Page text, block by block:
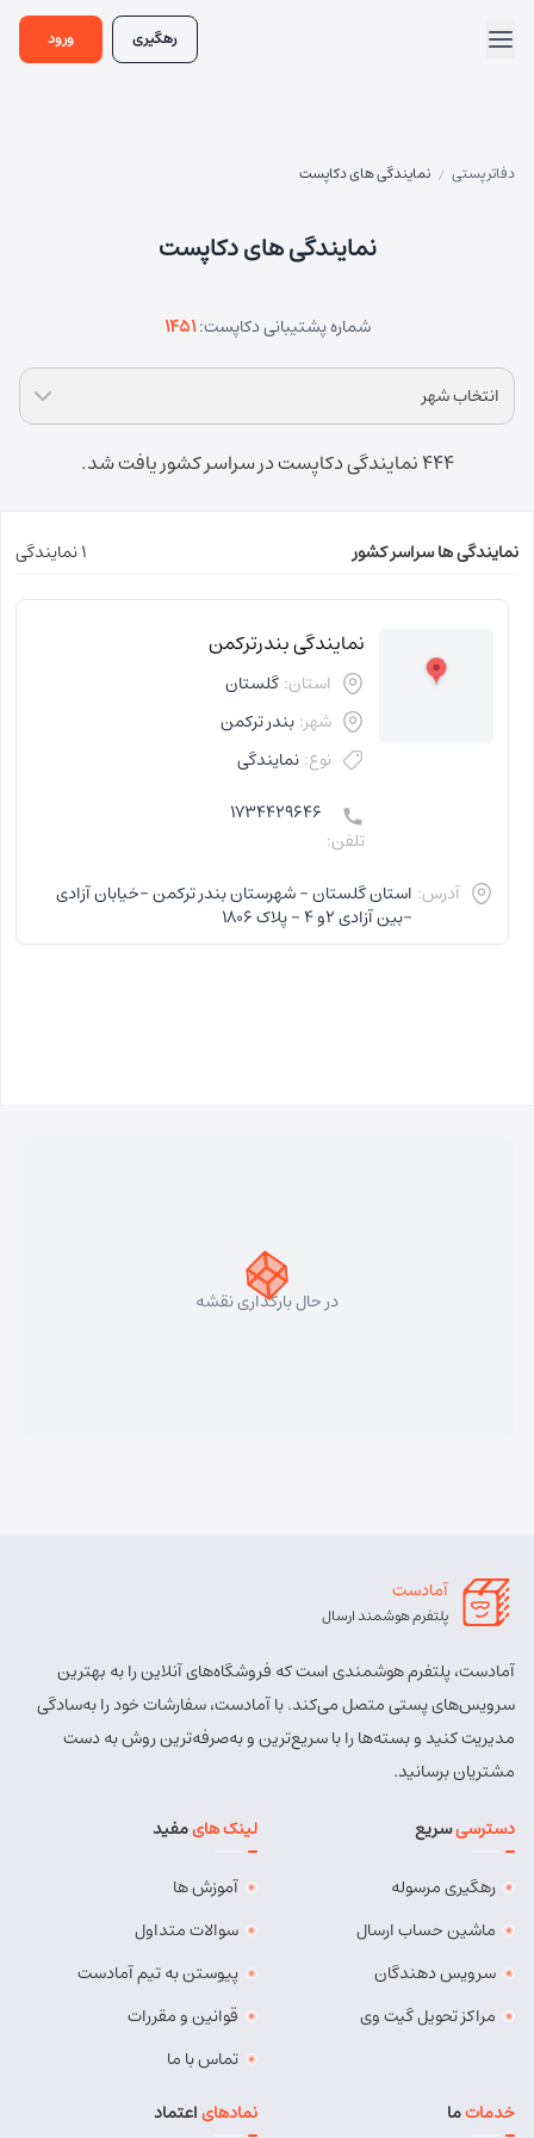
رهگیری ورود
دفاتر پستی / نمایندگی های دکاپست
نمایندگی های دکاپست
شماره پشتیبانی دکاپست:1451
انتخاب شهر
444 نمایندگی دکاپست در سراسر کشور یافت شد.
نمایندگی ها سراسر کشور 1 نمایندگی
نمایندگی بندرترکمن
استان: گلستان
شهر: بندر ترکمن
نوع: نمایندگی
تلفن:
1734429646
آدرس: استان گلستان - شهرستان بندر ترکمن -خیابان آزادی
-بین آزادی ۲و ۴ - پلاک 1806
در حال بارگذاری نقشه
آمادست
پلتفرم هوشمند ارسال
آمادست، پلتفرم هوشمندی است که فروشگاه‌های آنلاین را به بهترین
سرویس‌های پستی متصل می‌کند. با آمادست، سفارشات خود را به‌سادگی
مدیریت کنید و بسته‌ها را با سریع‌ترین و به‌صرفه‌ترین روش به دست
مشتریان برسانید.
دسترسیسریع
رهگیری مرسوله
ماشین حساب ارسال
سرویس دهندگان
مراکز تحویل گیت وی
لینک هایمفید
آموزش ها
سوالات متداول
پیوستن به تیم آمادست
قوانین و مقررات
تماس با ما
خدماتما نمادهایاعتماد